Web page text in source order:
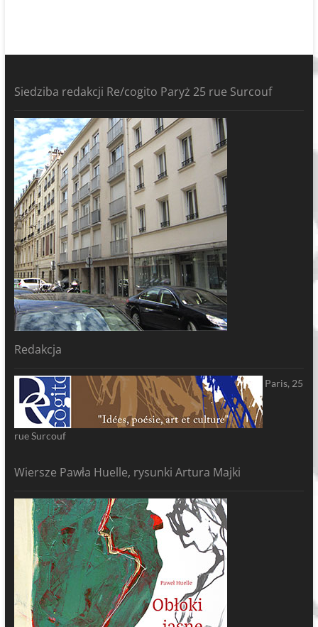
Siedziba redakcji Re/cogito Paryż 25 rue Surcouf
Redakcja
Paris, 25
rue Surcouf
Wiersze Pawła Huelle, rysunki Artura Majki